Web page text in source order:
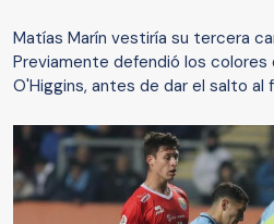
Matías Marín vestiría su tercera
Previamente defendió los colores
O'Higgins, antes de dar el salto al